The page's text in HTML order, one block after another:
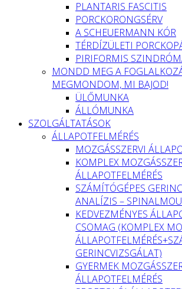
PLANTARIS FASCITIS
PORCKORONGSÉRV
A SCHEUERMANN KÓR
TÉRDÍZÜLETI
PIRIFORMIS
MONDD MEG A
MEGMONDOM, MI BAJOD!
ÜLŐMUNKA
ÁLLÓMUNKA
SZOLGÁLTATÁSOK
ÁLLAPOTFELMÉRÉS
MOZGÁSSZERVI
KOMPLEX
ÁLLAPOTFELMÉRÉS
SZÁMÍTÓGÉPES
ANALÍZIS –
KEDVEZMÉNYES
CSOMAG (KOMPLEX
GERINCVIZSGÁLAT)
GYERMEK
ÁLLAPOTFELMÉRÉS